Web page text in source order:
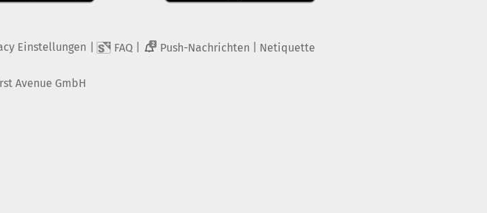
Einstellungen FAQ 2 Push-Nachrichten Netiquette
Avenue GmbH